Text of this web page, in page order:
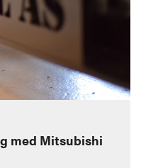
med Mitsubishi